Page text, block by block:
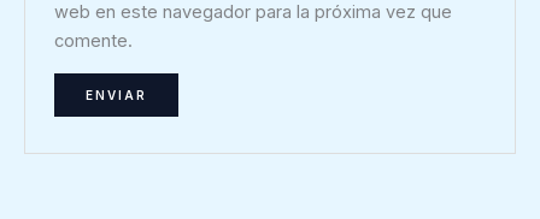
web en este navegador para la próxima vez que
comente.